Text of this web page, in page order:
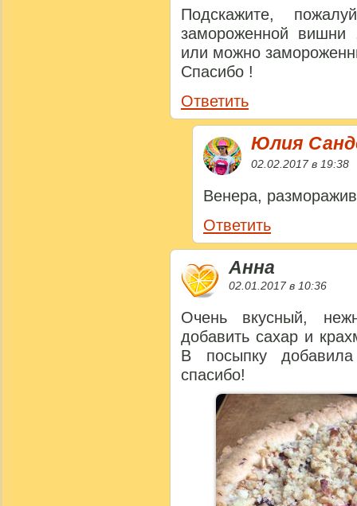
Подскажите,
замороженной вишни
или можно
Спасибо !
Ответить
Юлия
02.02.2017 в 19:38
Венера,
Ответить
Анна
02.01.2017 в 10:36
Очень вкусный,
добавить сахар и
В посыпку
спасибо!